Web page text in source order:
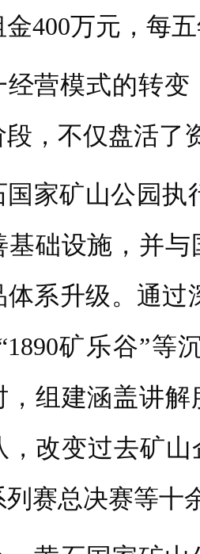
400万元，每
经营模式的转
段，不仅盘活了
国家矿山公园执
基础设施，并
体系升级。通过
矿乐谷”
，组建涵盖讲
，改变过去矿
赛总决赛等十